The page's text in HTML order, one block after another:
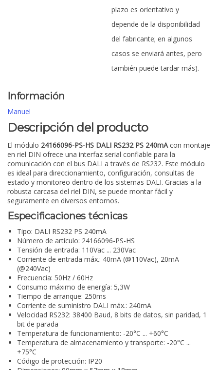
plazo es orientativo y
depende de la disponibilidad
del fabricante; en algunos
casos se enviará antes, pero
también puede tardar más).
Información
Manuel
Descripción del producto
El módulo 24166096-PS-HS DALI RS232 PS 240mAcon montaje
en riel DIN ofrece una interfaz serial confiable para la
comunicación con el bus DALI a través de RS232. Este módulo
es ideal para direccionamiento, configuración, consultas de
estado y monitoreo dentro de los sistemas DALI. Gracias a la
robusta carcasa del riel DIN, se puede montar fácil y
seguramente en diversos entornos.
Especificaciones técnicas
Tipo: DALI RS232 PS 240mA
Número de artículo: 24166096-PS-HS
Tensión de entrada: 110Vac ... 230Vac
Corriente de entrada máx.: 40mA (@110Vac), 20mA
(@240Vac)
Frecuencia: 50Hz / 60Hz
Consumo máximo de energía: 5,3W
Tiempo de arranque: 250ms
Corriente de suministro DALI máx.: 240mA
Velocidad RS232: 38400 Baud, 8 bits de datos, sin paridad, 1
bit de parada
Temperatura de funcionamiento: -20°C ... +60°C
Temperatura de almacenamiento y transporte: -20°C ...
+75°C
Código de protección: IP20